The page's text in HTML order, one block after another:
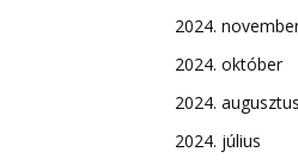
2024.
2024. október
2024. augusztus
2024. július